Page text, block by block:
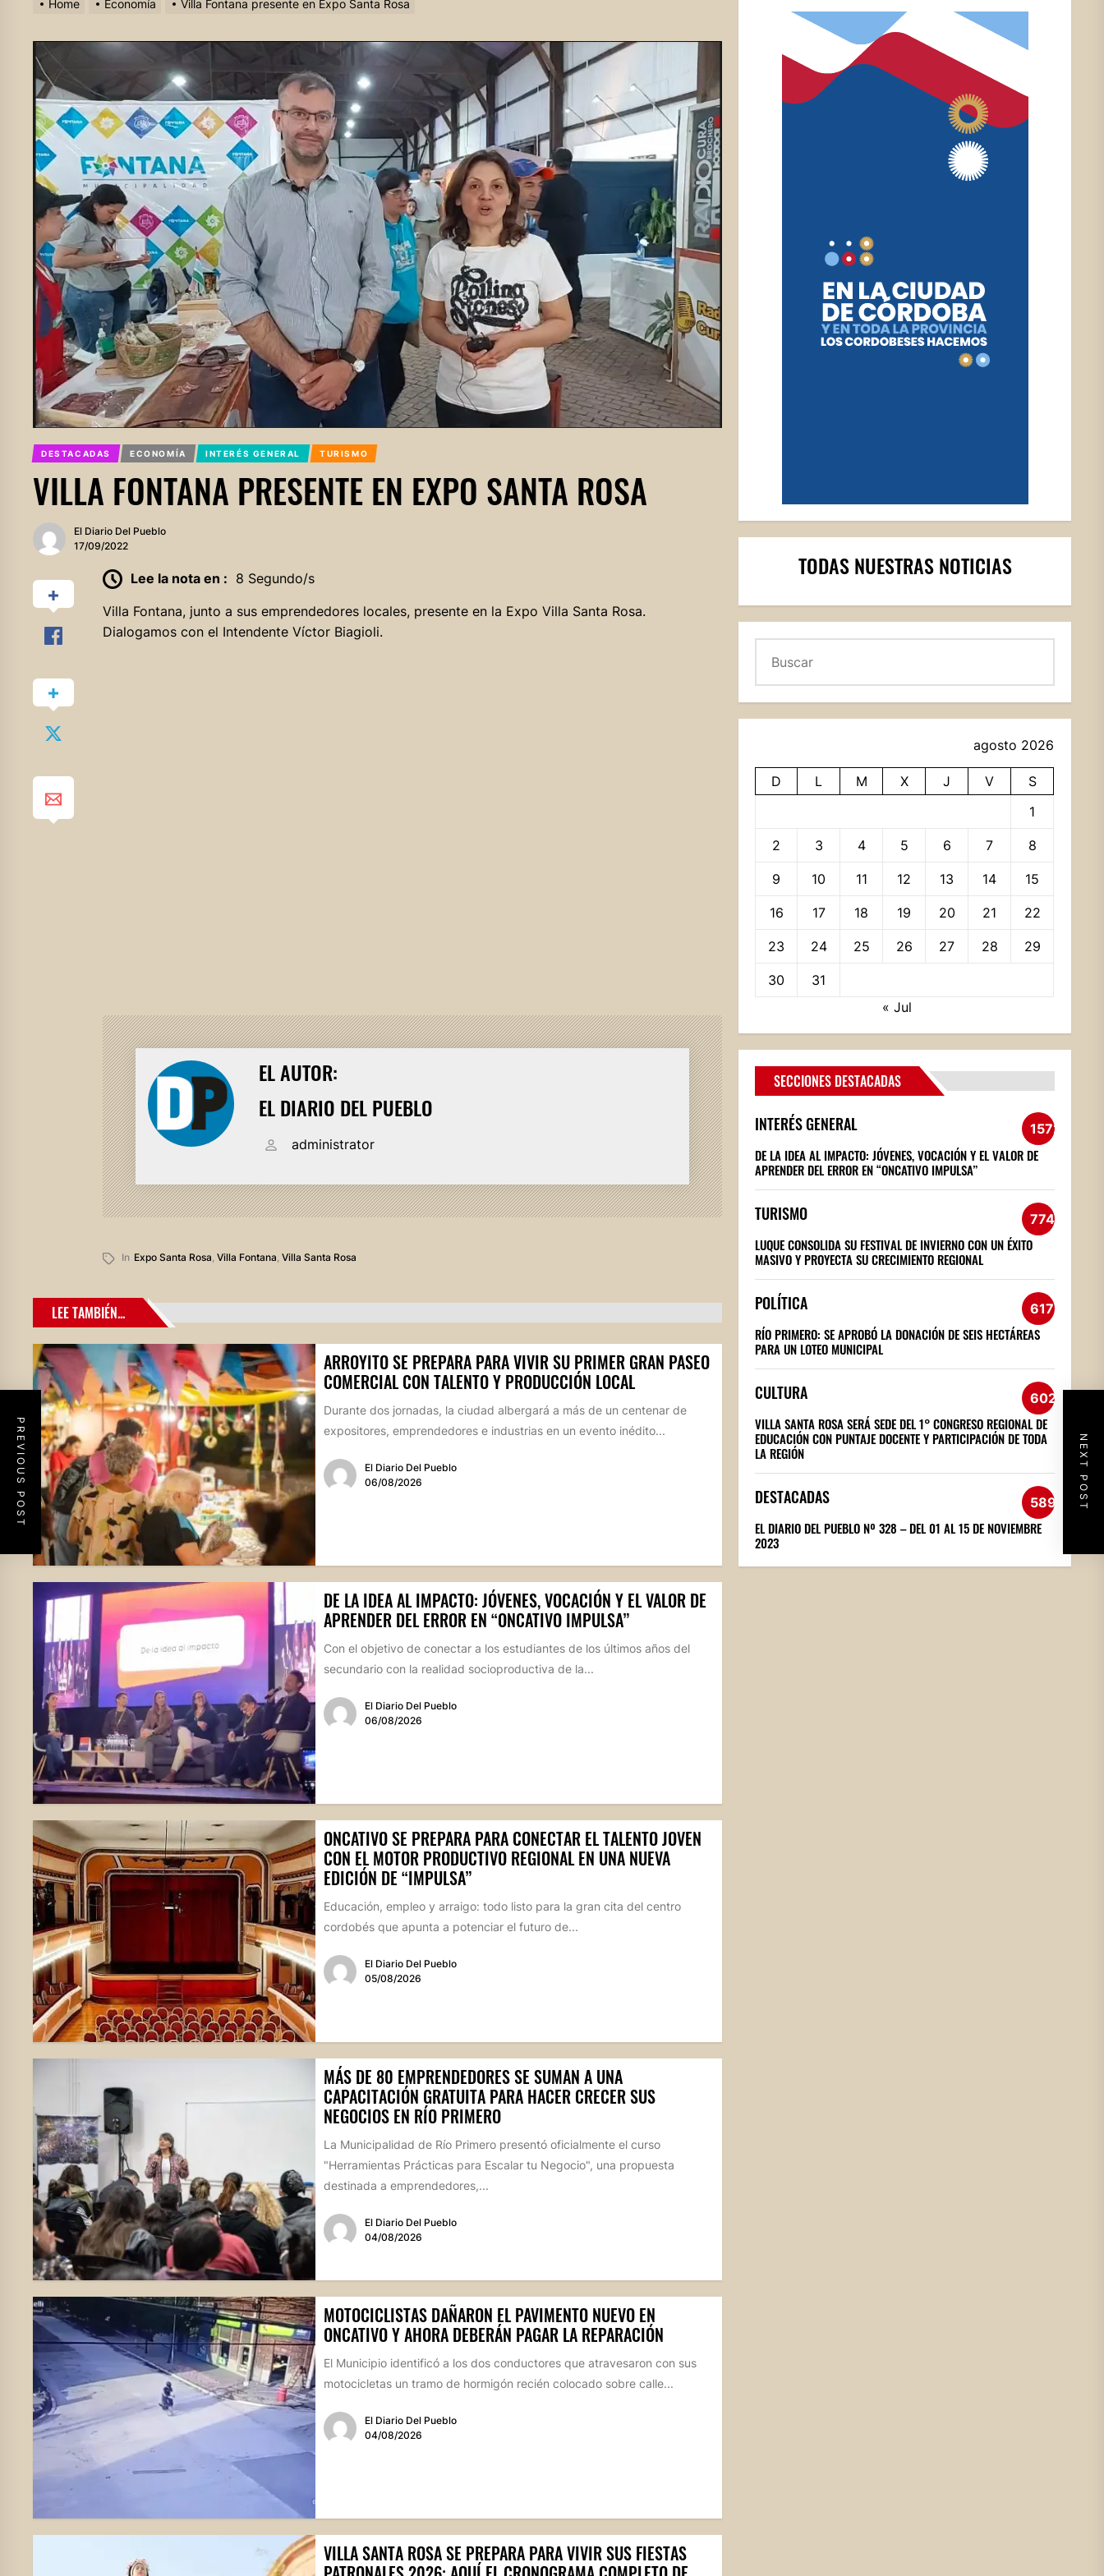
Home Economía Villa Fontana presente en Expo Santa Rosa
DESTACADAS ECONOMÍA INTERÉS GENERAL TURISMO
VILLA FONTANA PRESENTE EN EXPO SANTA ROSA
El Diario Del Pueblo
17/09/2022
Lee la nota en : 8 Segundo/s
Villa Fontana, junto a sus emprendedores locales, presente en la Expo Villa Santa Rosa.
Dialogamos con el Intendente Víctor Biagioli.
EL AUTOR:
EL DIARIO DEL PUEBLO
administrator
In Expo Santa Rosa, Villa Fontana, Villa Santa Rosa
PREVIOUS POST NEXT POST
LEE TAMBIÉN...
ARROYITO SE PREPARA PARA VIVIR SU PRIMER GRAN PASEO
COMERCIAL CON TALENTO Y PRODUCCIÓN LOCAL
Durante dos jornadas, la ciudad albergará a más de un centenar de
expositores, emprendedores e industrias en un evento inédito...
El Diario Del Pueblo
06/08/2026
DE LA IDEA AL IMPACTO: JÓVENES, VOCACIÓN Y EL VALOR DE
APRENDER DEL ERROR EN “ONCATIVO IMPULSA”
Con el objetivo de conectar a los estudiantes de los últimos años del
secundario con la realidad socioproductiva de la...
El Diario Del Pueblo
06/08/2026
ONCATIVO SE PREPARA PARA CONECTAR EL TALENTO JOVEN
CON EL MOTOR PRODUCTIVO REGIONAL EN UNA NUEVA
EDICIÓN DE “IMPULSA”
Educación, empleo y arraigo: todo listo para la gran cita del centro
cordobés que apunta a potenciar el futuro de...
El Diario Del Pueblo
05/08/2026
MÁS DE 80 EMPRENDEDORES SE SUMAN A UNA
CAPACITACIÓN GRATUITA PARA HACER CRECER SUS
NEGOCIOS EN RÍO PRIMERO
La Municipalidad de Río Primero presentó oficialmente el curso
"Herramientas Prácticas para Escalar tu Negocio", una propuesta
destinada a emprendedores,...
El Diario Del Pueblo
04/08/2026
MOTOCICLISTAS DAÑARON EL PAVIMENTO NUEVO EN
ONCATIVO Y AHORA DEBERÁN PAGAR LA REPARACIÓN
El Municipio identificó a los dos conductores que atravesaron con sus
motocicletas un tramo de hormigón recién colocado sobre calle...
El Diario Del Pueblo
04/08/2026
VILLA SANTA ROSA SE PREPARA PARA VIVIR SUS FIESTAS
TODAS NUESTRAS NOTICIAS
agosto 2026
D L M X J V
S
1
2 3 4 5 6 7 8
9 10 11 12 13 14 15
16 17 18 19 20 21 22
23 24 25 26 27 28 29
30
31
« Jul
SECCIONES DESTACADAS
INTERÉS GENERAL 1572
DE LA IDEA AL IMPACTO: JÓVENES, VOCACIÓN Y EL VALOR DE
APRENDER DEL ERROR EN “ONCATIVO IMPULSA”
TURISMO 774
LUQUE CONSOLIDA SU FESTIVAL DE INVIERNO CON UN ÉXITO
MASIVO Y PROYECTA SU CRECIMIENTO REGIONAL
POLÍTICA 617
RÍO PRIMERO: SE APROBÓ LA DONACIÓN DE SEIS HECTÁREAS
PARA UN LOTEO MUNICIPAL
CULTURA 602
VILLA SANTA ROSA SERÁ SEDE DEL 1° CONGRESO REGIONAL DE
EDUCACIÓN CON PUNTAJE DOCENTE Y PARTICIPACIÓN DE TODA
LA REGIÓN
DESTACADAS 589
EL DIARIO DEL PUEBLO Nº 328 – DEL 01 AL 15 DE NOVIEMBRE
2023